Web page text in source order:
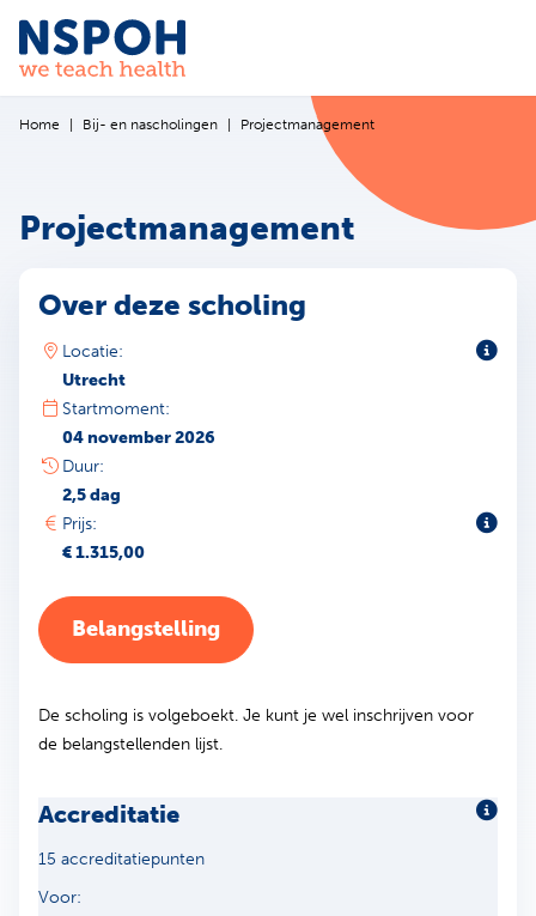
Ga naar de inhoud
Home Bij- en nascholingen Projectmanagement
Projectmanagement
Over deze scholing
Locatie:
Utrecht
Startmoment:
04 november 2026
Duur:
2,5 dag
Prijs:
€ 1.315,00
Belangstelling
De scholing is volgeboekt. Je kunt je wel inschrijven voor
de belangstellenden lijst.
Accreditatie
15 accreditatiepunten
Voor: